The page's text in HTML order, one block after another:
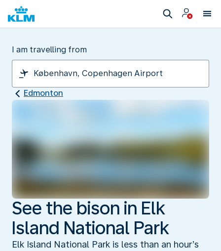
I am travelling from
Edmonton
See the bison in Elk
Island National Park
Elk Island National Park is less than an hour’s